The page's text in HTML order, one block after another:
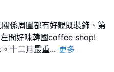
係周圍都有好靚既裝鉓、第
間好味韓國coffee shop!
十二月最重... 更多